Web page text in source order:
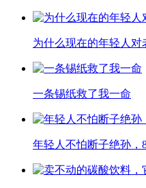
为什么现在的年轻人对
一条锡纸救了我一命
年轻人不怕断子绝孙，